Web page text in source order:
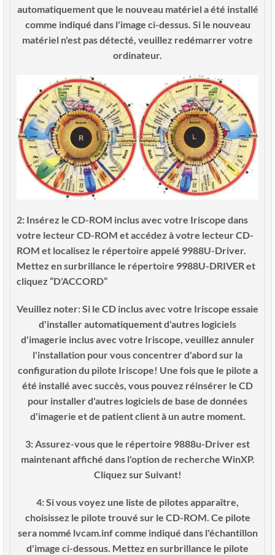
automatiquement que le nouveau matériel a été installé
comme indiqué dans l'image ci-dessus. Si le nouveau
matériel n'est pas détecté, veuillez redémarrer votre
ordinateur.
2: Insérez le CD-ROM inclus avec votre Iriscope dans
votre lecteur CD-ROM et accédez à votre lecteur CD-
ROM et localisez le répertoire appelé 9988U-Driver.
Mettez en surbrillance le répertoire 9988U-DRIVER et
cliquez “D'ACCORD”
Veuillez noter: Si le CD inclus avec votre Iriscope essaie
d'installer automatiquement d'autres logiciels
d'imagerie inclus avec votre Iriscope, veuillez annuler
l'installation pour vous concentrer d'abord sur la
configuration du pilote Iriscope! Une fois que le pilote a
été installé avec succès, vous pouvez réinsérer le CD
pour installer d'autres logiciels de base de données
d'imagerie et de patient client à un autre moment.
3: Assurez-vous que le répertoire 9888u-Driver est
maintenant affiché dans l'option de recherche WinXP.
Cliquez sur Suivant!
4: Si vous voyez une liste de pilotes apparaître,
choisissez le pilote trouvé sur le CD-ROM. Ce pilote
sera nommé lvcam.inf comme indiqué dans l'échantillon
d'image ci-dessous. Mettez en surbrillance le pilote